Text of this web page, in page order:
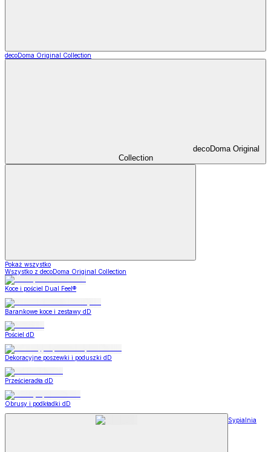
decoDoma Original Collection
decoDoma Original
Collection
Pokaż wszystko
Wszystko z decoDoma Original Collection
Koce i pościel Dual Feel®
Barankowe koce i zestawy dD
Pościel dD
Dekoracyjne poszewki i poduszki dD
Prześcieradła dD
Obrusy i podkładki dD
Sypialnia